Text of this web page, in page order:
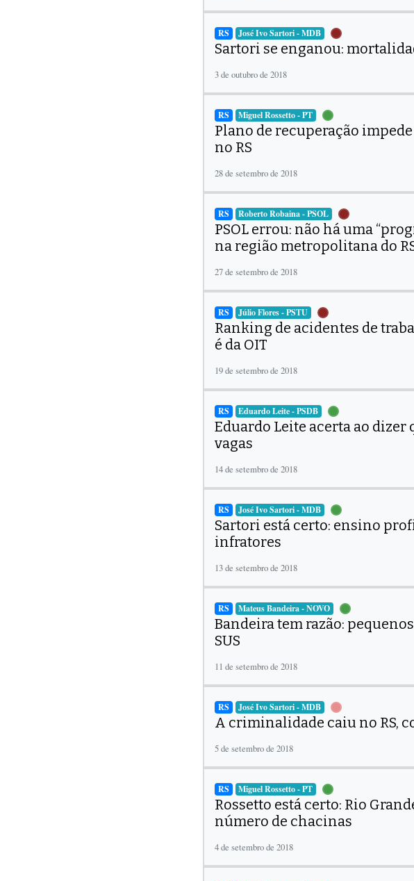
RS José Ivo Sartori - MDB
Sartori se enganou:
3 de outubro de 2018
RS Miguel Rossetto - PT
Plano de recuperação
no RS
28 de setembro de 2018
RS Roberto Robaina - PSOL
PSOL errou: não há uma
na região metropolitana do
27 de setembro de 2018
RS Júlio Flores - PSTU
Ranking de acidentes de
é da OIT
19 de setembro de 2018
RS Eduardo Leite - PSDB
Eduardo Leite acerta ao
vagas
14 de setembro de 2018
RS José Ivo Sartori - MDB
Sartori está certo: ensino
infratores
13 de setembro de 2018
RS Mateus Bandeira - NOVO
Bandeira tem razão:
SUS
11 de setembro de 2018
RS José Ivo Sartori - MDB
A criminalidade caiu no RS,
5 de setembro de 2018
RS Miguel Rossetto - PT
Rossetto está certo: Rio
número de chacinas
4 de setembro de 2018